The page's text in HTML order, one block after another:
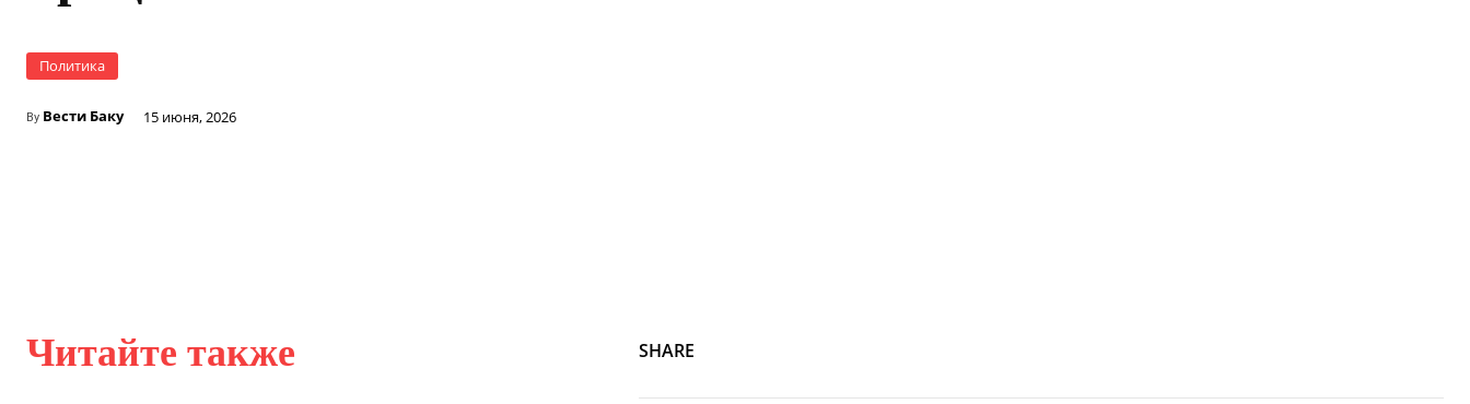
Политика
By Вести Баку 15 июня, 2026
Читайте также SHARE